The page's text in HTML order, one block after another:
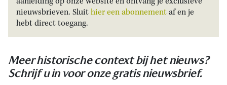
nieuwsbrieven. Sluithier een abonnementaf en je
hebt direct toegang.
Meer historische context bij het nieuws?
Schrijf u in voor onze gratis nieuwsbrief.